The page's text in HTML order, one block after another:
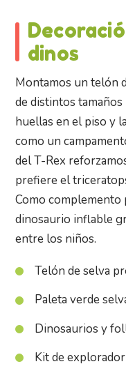
dinos
Montamos un telón
de distintos
huellas en el piso y
como un
del T-Rex
prefiere el
Como complemento
dinosaurio inflable
entre los niños.
Telón de selva
Paleta verde
Dinosaurios y
Kit de